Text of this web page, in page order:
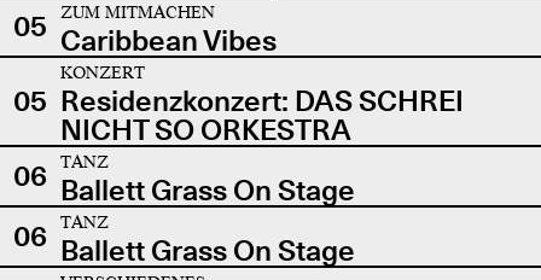
05
ZUM MITMACHEN
Caribbean Vibes
05
KONZERT
Residenzkonzert: DAS SCHREI
NICHT SO ORKESTRA
06
TANZ
Ballett Grass On Stage
06
TANZ
Ballett Grass On Stage